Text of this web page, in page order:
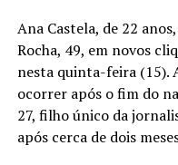
Ana Castela, de 22
Rocha, 49, em novos
nesta quinta-feira (15).
ocorrer após o fim do
27, filho único da
após cerca de dois